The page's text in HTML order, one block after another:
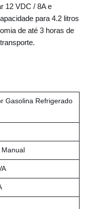
12 VDC / 8A e
para 4.2 litros
de até 3 horas de
Gasolina Refrigerado